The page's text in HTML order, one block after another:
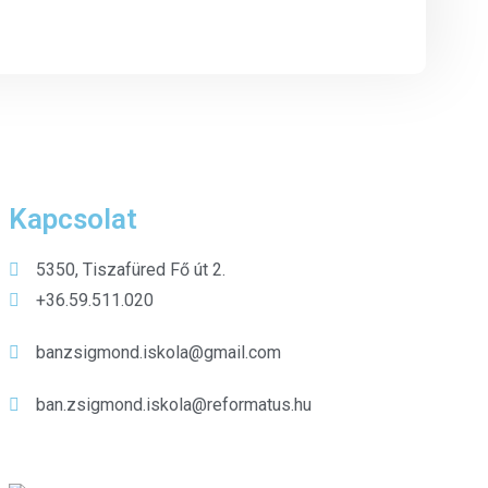
Kapcsolat
5350, Tiszafüred Fő út 2.
+36.59.511.020
banzsigmond.iskola@gmail.com
ban.zsigmond.iskola@reformatus.hu